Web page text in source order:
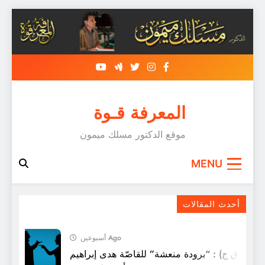
content
المعرفة قـوة
موقع الدكتور مسلك ميمون
MENU
أحدث المقالات
أسبوعين Ago
(ق ق ج) : “برودة منعشة” للقاصّة هدى إبراهيم
سَجعيةُ لَوحَةِ الكَفِّ